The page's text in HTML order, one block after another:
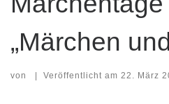
„Märchen
von | Veröffentlicht am 22. März